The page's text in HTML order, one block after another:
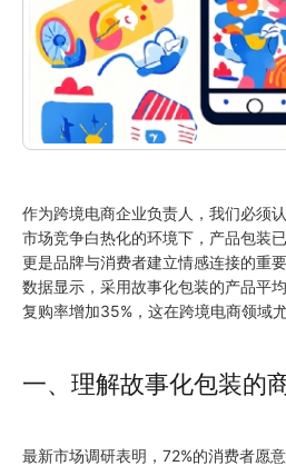
作为跨境电商企业负责人，我们必须
市场竞争白热化的环境下，产品包装
更是品牌与消费者建立情感连接的重
数据显示，采用故事化包装的产品平
复购率增加35%，这在跨境电商领域尤
一、理解故事化包装的
最新市场调研表明，72%的消费者愿